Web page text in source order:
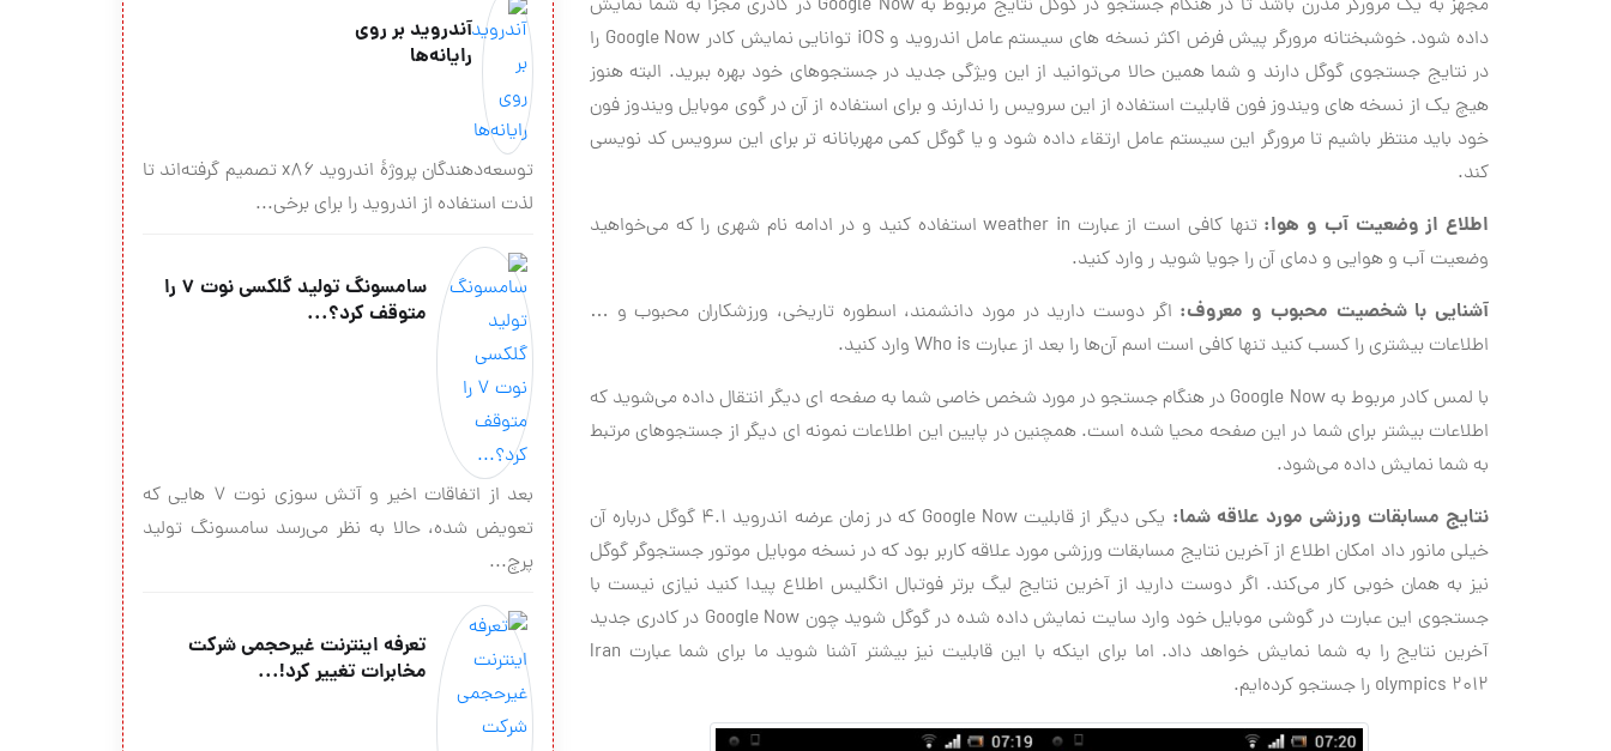
مجهز به یک مرورگر مدرن باشد تا در هنگام جستجو در گوگل نتایج مربوط به Google Now در کادری مجزا به شما نمایش
داده شود. خوشبختانه مرورگر پیش فرض اکثر نسخه های سیستم عامل اندروید و iOS توانایی نمایش کادر Google Now را
در نتایج جستجوی گوگل دارند و شما همین حالا می‌توانید از این ویژگی جدید در جستجوهای خود بهره ببرید. البته هنوز
هیچ یک از نسخه های ویندوز فون قابلیت استفاده از این سرویس را ندارند و برای استفاده از آن در گوی موبایل ویندوز فون
خود باید منتظر باشیم تا مرورگر این سیستم عامل ارتقاء داده شود و یا گوگل کمی مهربانانه تر برای این سرویس کد نویسی
کند.
اطلاع از وضعیت آب و هوا:
تنها کافی است از عبارت weather in استفاده کنید و در ادامه نام شهری را که می‌خواهید
وضعیت آب و هوایی و دمای آن را جویا شوید ر وارد کنید.
آشنایی با شخصیت محبوب و معروف: اگر دوست دارید در مورد دانشمند، اسطوره تاریخی، ورزشکاران محبوب و …
اطلاعات بیشتری را کسب کنید تنها کافی است اسم آن‌ها را بعد از عبارت Who is وارد کنید.
با لمس کادر مربوط به Google Now در هنگام جستجو در مورد شخص خاصی شما به صفحه ای دیگر انتقال داده می‌شوید که
اطلاعات بیشتر برای شما در این صفحه محیا شده است. همچنین در پایین این اطلاعات نمونه ای دیگر از جستجوهای مرتبط
به شما نمایش داده می‌شود.
نتایج مسابقات ورزشی مورد علاقه شما:
یکی دیگر از قابلیت Google Now که در زمان عرضه اندروید ۴.۱ گوگل درباره آن
خیلی مانور داد امکان اطلاع از آخرین نتایج مسابقات ورزشی مورد علاقه کاربر بود که در نسخه موبایل موتور جستجوگر گوگل
نیز به همان خوبی کار می‌کند. اگر دوست دارید از آخرین نتایج لیگ برتر فوتبال انگلیس اطلاع پیدا کنید نیازی نیست با
جستجوی این عبارت در گوشی موبایل خود وارد سایت نمایش داده شده در گوگل شوید چون Google Now در کادری جدید
آخرین نتایج را به شما نمایش خواهد داد. اما برای اینکه با این قابلیت نیز بیشتر آشنا شوید ما برای شما عبارت Iran
olympics 2012 را جستجو کرده‌ایم.
آندروید بر روی
رایانه‌ها
توسعه‌دهندگان پروژهٔ اندروید x۸۶ تصمیم گرفته‌اند تا
لذت استفاده از اندروید را برای برخی...
سامسونگ تولید گلکسی نوت 7 را
متوقف کرد؟...
بعد از اتفاقات اخیر و آتش سوزی نوت 7 هایی که
تعویض شده، حالا به نظر می‌رسد سامسونگ تولید
پرچ...
تعرفه اینترنت غیرحجمی شرکت
مخابرات تغییر کرد!...